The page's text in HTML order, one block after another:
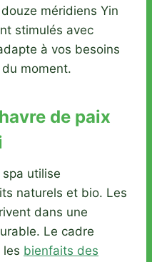
méridiens Yin
stimulés avec
à vos besoins
moment.
de paix
utilise
naturels et bio. Les
dans une
Le cadre
les bienfaits des